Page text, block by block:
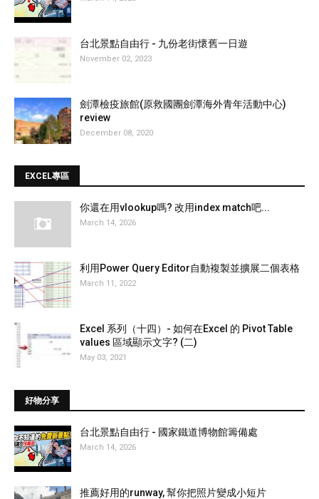
台北景點自由行 - 九份老街懷舊一日遊
November 02, 2023
劍潭檢疫旅館(原救國團劍潭海外青年活動中心)
review
December 08, 2020
EXCEL專區
你還在用vlookup嗎? 改用index match吧...
March 14, 2026
利用Power Query Editor自動複製並擴展二個表格
March 11, 2022
Excel 系列（十四）- 如何在Excel 的 Pivot Table
values 區域顯示文字? (二)
May 03, 2021
好物分享
台北景點自由行 - 國家鐵道博物館籌備處
March 14, 2026
推薦好用的runway, 幫你把照片變成小短片